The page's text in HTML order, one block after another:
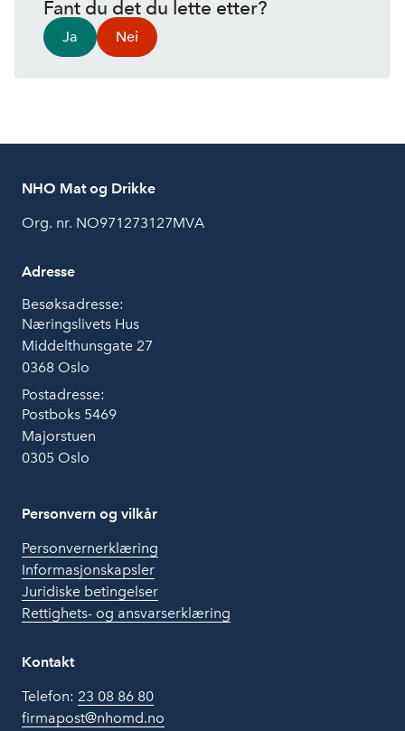
Fant du det du lette etter?
Ja Nei
NHO Mat og Drikke
Org. nr. NO971273127MVA
Adresse
Besøksadresse:
Næringslivets Hus
Middelthunsgate 27
0368 Oslo
Postadresse:
Postboks 5469
Majorstuen
0305 Oslo
Personvern og vilkår
Personvernerklæring
Informasjonskapsler
Juridiske betingelser
Rettighets- og ansvarserklæring
Kontakt
Telefon: 23 08 86 80
firmapost@nhomd.no